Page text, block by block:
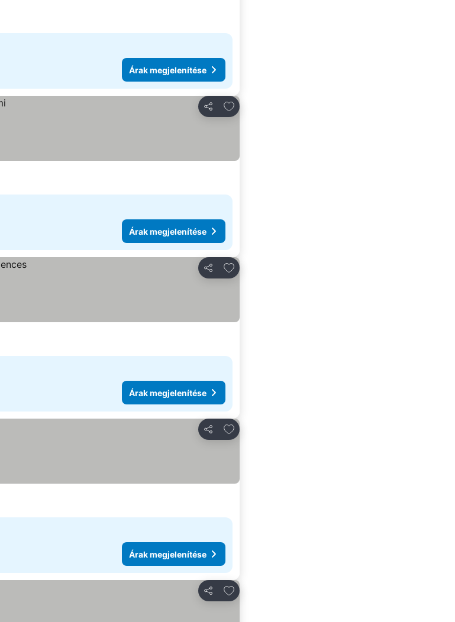
Árak megjelenítése
Megosztás
Hozzáadás a kedvencekhez
Árak megjelenítése
Megosztás
Hozzáadás a kedvencekhez
Árak megjelenítése
Megosztás
Hozzáadás a kedvencekhez
Árak megjelenítése
Megosztás
Hozzáadás a kedvencekhez